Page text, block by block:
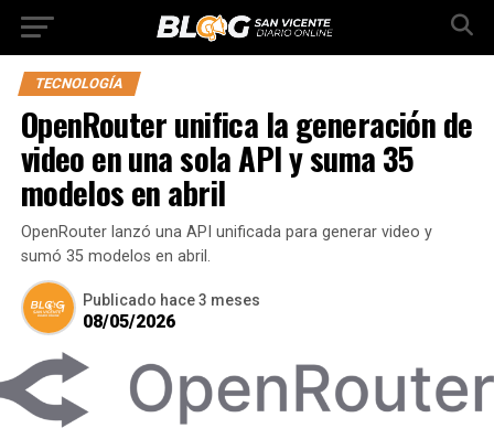
TECNOLOGÍA
OpenRouter unifica la generación de
video en una sola API y suma 35
modelos en abril
OpenRouter lanzó una API unificada para generar video y
sumó 35 modelos en abril.
Publicado hace 3 meses
08/05/2026